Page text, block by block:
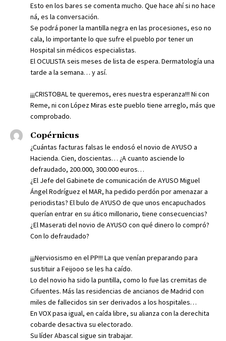
Esto en los bares se comenta mucho. Que hace ahí si no hace
ná, es la conversación.
Se podrá poner la mantilla negra en las procesiones, eso no
cala, lo importante lo que sufre el pueblo por tener un
Hospital sin médicos especialistas.
El OCULISTA seis meses de lista de espera. Dermatología una
tarde a la semana… y así.
¡¡¡CRISTOBAL te queremos, eres nuestra esperanza!!! Ni con
Reme, ni con López Miras este pueblo tiene arreglo, más que
comprobado.
Copérnicus
¿Cuántas facturas falsas le endosó el novio de AYUSO a
Hacienda. Cien, doscientas… ¿A cuanto asciende lo
defraudado, 200.000, 300.000 euros…
¿El Jefe del Gabinete de comunicación de AYUSO Miguel
Ángel Rodríguez el MAR, ha pedido perdón por amenazar a
periodistas? El bulo de AYUSO de que unos encapuchados
querían entrar en su ático millonario, tiene consecuencias?
¿El Maserati del novio de AYUSO con qué dinero lo compró?
Con lo defraudado?
¡¡¡Nerviosismo en el PP!!! La que venían preparando para
sustituir a Feijooo se les ha caído.
Lo del novio ha sido la puntilla, como lo fue las cremitas de
Cifuentes. Más las residencias de ancianos de Madrid con
miles de fallecidos sin ser derivados a los hospitales…
En VOX pasa igual, en caída libre, su alianza con la derechita
cobarde desactiva su electorado.
Su líder Abascal sigue sin trabajar.